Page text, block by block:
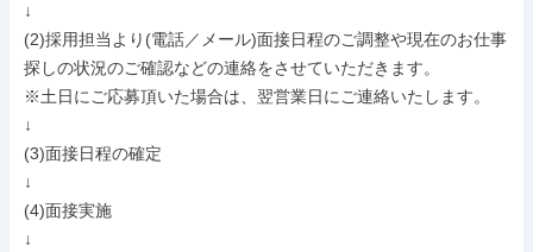
↓
(2)採用担当より(電話／メール)面接日程のご調整や現在のお仕事
探しの状況のご確認などの連絡をさせていただきます。
※土日にご応募頂いた場合は、翌営業日にご連絡いたします。
↓
(3)面接日程の確定
↓
(4)面接実施
↓